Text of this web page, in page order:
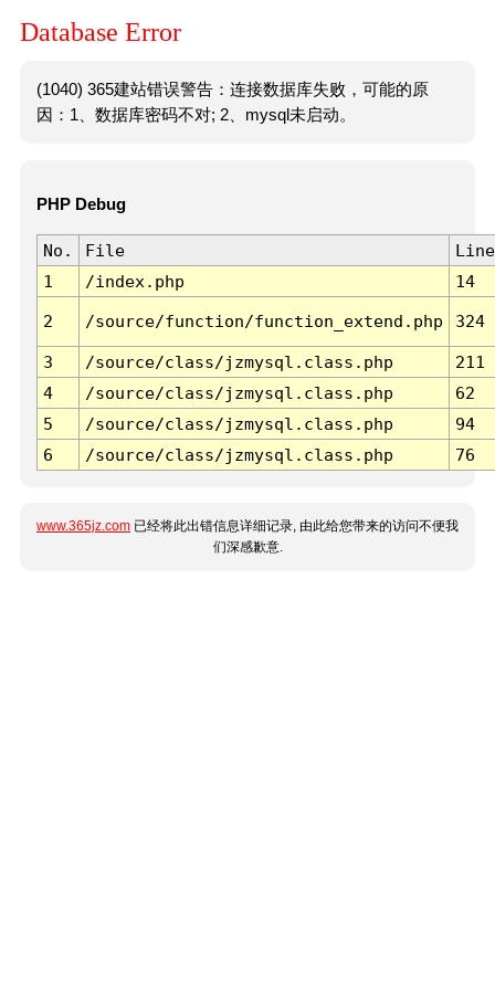
Database Error
(1040) 365建站错误警告：连接数据库失败，可能的原
因：1、数据库密码不对; 2、mysql未启动。
PHP Debug
No. File
Line
1
/index.php 14
2 /source/function/function_extend.php 324
3 /source/class/jzmysql.class.php
211
4
/source/class/jzmysql.class.php
62
5
/source/class/jzmysql.class.php
94
6
/source/class/jzmysql.class.php 76
www.365jz.com 已经将此出错信息详细记录, 由此给您带来的访问不便我
们深感歉意.